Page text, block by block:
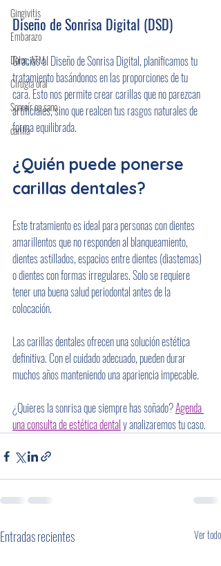
Gingivitis
Embarazo
Dolor, ATM
Cirugía oral
Sonreír es sano
carilla
Diseño de Sonrisa Digital (DSD)
Gracias al Diseño de Sonrisa Digital, planificamos tu
tratamiento basándonos en las proporciones de tu
cara. Esto nos permite crear carillas que no parezcan
artificiales, sino que realcen tus rasgos naturales de
forma equilibrada.
¿Quién puede ponerse
carillas dentales?
Este tratamiento es ideal para personas con dientes
amarillentos que no responden al blanqueamiento,
dientes astillados, espacios entre dientes (diastemas)
o dientes con formas irregulares. Solo se requiere
tener una buena salud periodontal antes de la
colocación.
Las carillas dentales ofrecen una solución estética
definitiva. Con el cuidado adecuado, pueden durar
muchos años manteniendo una apariencia impecable.
¿Quieres la sonrisa que siempre has soñado? Agenda
una consulta de estética dental y analizaremos tu caso.
Entradas recientes Ver todo